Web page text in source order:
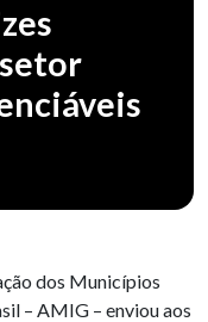
dos Municípios
– AMIG – enviou aos